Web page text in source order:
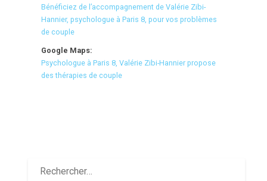
Bénéficiez de l’accompagnement de Valérie Zibi-
Hannier, psychologue à Paris 8, pour vos problèmes
de couple
Google Maps:
Psychologue à Paris 8, Valérie Zibi-Hannier propose
des thérapies de couple